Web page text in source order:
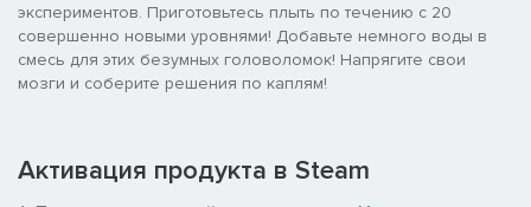
экспериментов. Приготовьтесь плыть по течению с 20
совершенно новыми уровнями! Добавьте немного воды в
смесь для этих безумных головоломок! Напрягите свои
мозги и соберите решения по каплям!
Активация продукта в Steam